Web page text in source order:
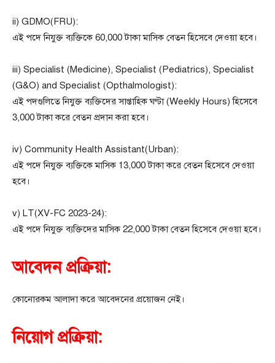
ii) GDMO(FRU):
এই পদে নিযুক্ত ব্যক্তিকে 60,000 টাকা মাসিক বেতন হিসেবে দেওয়া হবে।
iii) Specialist (Medicine), Specialist (Pediatrics), Specialist
(G&O) and Specialist (Opthalmologist):
এই পদগুলিতে নিযুক্ত ব্যক্তিদের সাপ্তাহিক ঘণ্টা (Weekly Hours) হিসেবে
3,000 টাকা করে বেতন প্রদান করা হবে।
iv) Community Health Assistant(Urban):
এই পদে নিযুক্ত ব্যক্তিকে মাসিক 13,000 টাকা করে বেতন হিসেবে দেওয়া
হবে।
v) LT(XV-FC 2023-24):
এই পদে নিযুক্ত ব্যক্তিদের মাসিক 22,000 টাকা বেতন হিসেবে দেওয়া হবে।
আবেদন প্রক্রিয়া:
কোনোরকম আলাদা করে আবেদনের প্রয়োজন নেই।
নিয়োগ প্রক্রিয়া: